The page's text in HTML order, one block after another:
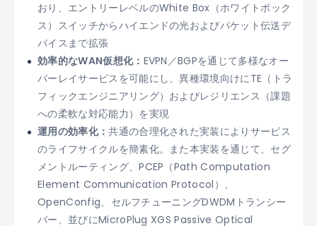
おり、エントリーレベルのWhite Box（ホワイトボック
ス）スイッチからハイエンドの光およびパケット伝送デ
バイスまで拡張
効率的なWAN仮想化： EVPN／BGPを通じて多様なオー
バーレイサービスを可能にし、異種環境向けにTE（トラ
フィックエンジニアリング）およびレジリエンス（課題
への柔軟な対応能力）を実現
運用の効率化：共通の合理化された実装によりサービス
のライフサイクルを簡素化。また本実装を通じて、セグ
メントルーティング、PCEP（Path Computation
Element Communication Protocol）、
OpenConfig、セルフチューニングDWDMトランシー
バー、並びにMicroPlug XGS Passive Optical